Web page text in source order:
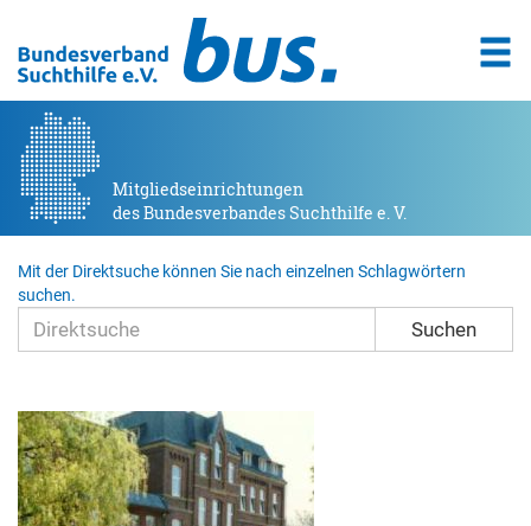
Mitgliedseinrichtungen
des Bundesverbandes Suchthilfe e. V.
Mit der Direktsuche können Sie nach einzelnen Schlagwörtern
suchen.
Suchen